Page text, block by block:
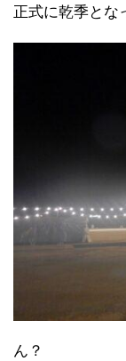
正式に乾季とな
ん？